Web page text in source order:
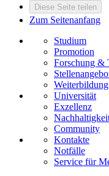
Diese Seite teilen
Zum Seitenanfang
Studium
Promotion
Forschung &
Weiterbildung
Universität
Exzellenz
Community
Kontakte
Notfälle
Service für